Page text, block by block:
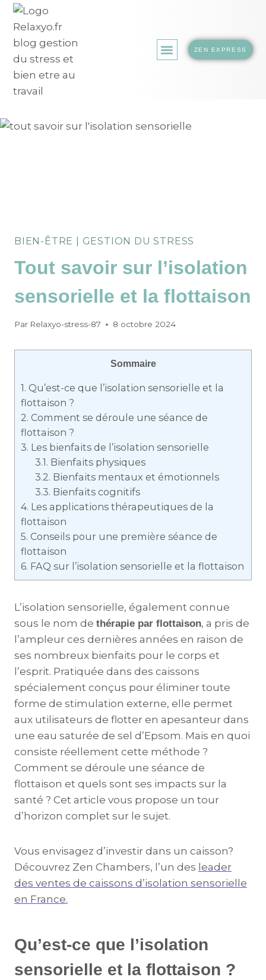
ZEN EXPRESS
BIEN-ÊTRE GESTION DU STRESS
Tout savoir sur l’isolation
sensorielle et la flottaison
Par Relaxyo-stress-87 8 octobre 2024
Sommaire
1. Qu’est-ce que l’isolation sensorielle et la
flottaison ?
2. Comment se déroule une séance de
flottaison ?
3. Les bienfaits de l’isolation sensorielle
3.1. Bienfaits physiques
3.2. Bienfaits mentaux et émotionnels
3.3. Bienfaits cognitifs
4. Les applications thérapeutiques de la
flottaison
5. Conseils pour une première séance de
flottaison
6. FAQ sur l’isolation sensorielle et la flottaison
L’isolation sensorielle, également connue
sous le nom de thérapie par flottaison, a pris de
l’ampleur ces dernières années en raison de
ses nombreux bienfaits pour le corps et
l’esprit. Pratiquée dans des caissons
spécialement conçus pour éliminer toute
forme de stimulation externe, elle permet
aux utilisateurs de flotter en apesanteur dans
une eau saturée de sel d’Epsom. Mais en quoi
consiste réellement cette méthode ?
Comment se déroule une séance de
flottaison et quels sont ses impacts sur la
santé ? Cet article vous propose un tour
d’horizon complet sur le sujet.
Vous envisagez d’investir dans un caisson?
Découvrez Zen Chambers, l’un des leader
des ventes de caissons d’isolation sensorielle
en France.
Qu’est-ce que l’isolation
sensorielle et la flottaison ?